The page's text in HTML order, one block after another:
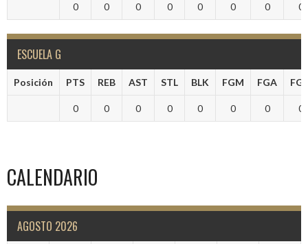
0 0 0 0 0 0 0 0
ESCUELA G
Posición PTS REB AST STL BLK FGM FGA
0 0 0 0 0 0 0 0
CALENDARIO
AGOSTO 2026